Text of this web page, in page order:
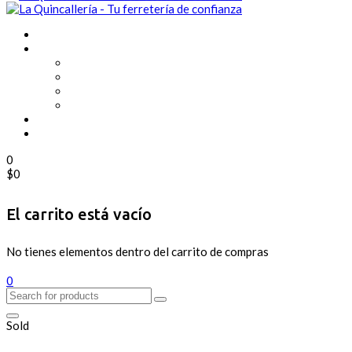
0
$0
El carrito está vacío
No tienes elementos dentro del carrito de compras
0
Sold